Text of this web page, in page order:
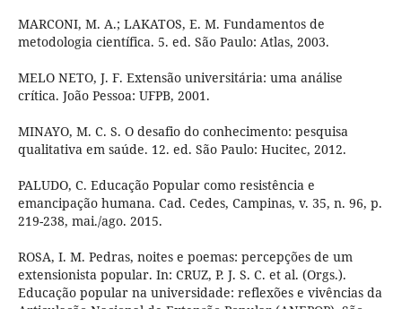
MARCONI, M. A.; LAKATOS, E. M. Fundamentos de
metodologia científica. 5. ed. São Paulo: Atlas, 2003.
MELO NETO, J. F. Extensão universitária: uma análise
crítica. João Pessoa: UFPB, 2001.
MINAYO, M. C. S. O desafio do conhecimento: pesquisa
qualitativa em saúde. 12. ed. São Paulo: Hucitec, 2012.
PALUDO, C. Educação Popular como resistência e
emancipação humana. Cad. Cedes, Campinas, v. 35, n. 96, p.
219-238, mai./ago. 2015.
ROSA, I. M. Pedras, noites e poemas: percepções de um
extensionista popular. In: CRUZ, P. J. S. C. et al. (Orgs.).
Educação popular na universidade: reflexões e vivências da